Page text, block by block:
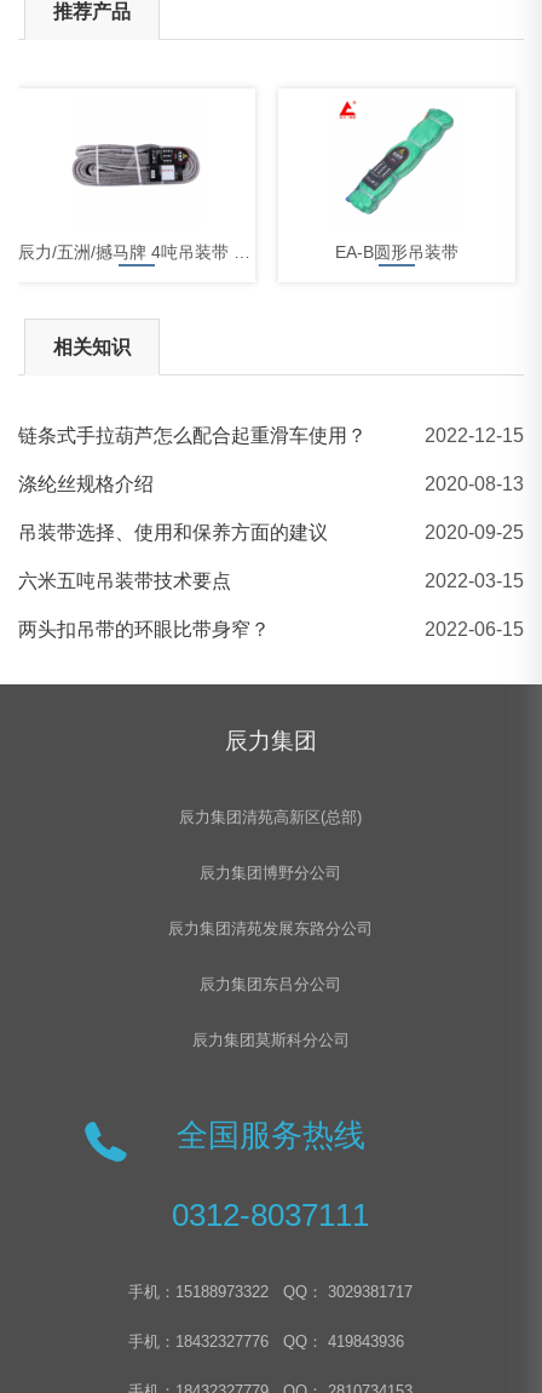
推荐产品
辰力/五洲/撼马牌 4吨吊装带 起重吊带 EA-B圆形吊装带
紧固器
相关知识
链条式手拉葫芦怎么配合起重滑车使用？ 2022-12-15
涤纶丝规格介绍 2020-08-13
吊装带选择、使用和保养方面的建议 2020-09-25
六米五吨吊装带技术要点 2022-03-15
两头扣吊带的环眼比带身窄？ 2022-06-15
辰力集团
辰力集团清苑高新区(总部)
辰力集团博野分公司
辰力集团清苑发展东路分公司
辰力集团东吕分公司
辰力集团莫斯科分公司
全国服务热线
0312-8037111
手机：15188973322 QQ： 3029381717
手机：18432327776 QQ： 419843936